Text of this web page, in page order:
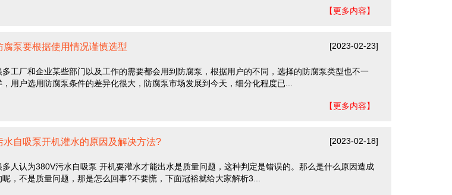
【更多内容】
腐泵要根据使用情况谨慎选型 [2023-02-23]
多工厂和企业某些部门以及工作的需要都会用到防腐泵，根据用户的不同，选择的防腐泵类型也不一
，用户选用防腐泵条件的差异化很大，防腐泵市场发展到今天，细分化程度已...
【更多内容】
水自吸泵开机灌水的原因及解决方法? [2023-02-18]
多人认为380V污水自吸泵 开机要灌水才能出水是质量问题，这种判定是错误的。那么是什么原因造成
呢，不是质量问题，那是怎么回事?不要慌，下面冠裕就给大家解析3...